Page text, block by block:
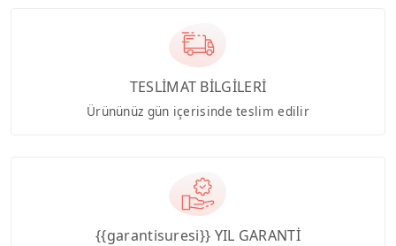
TESLİMAT BİLGİLERİ
Ürününüz gün içerisinde teslim edilir
{{garantisuresi}} YIL GARANTİ